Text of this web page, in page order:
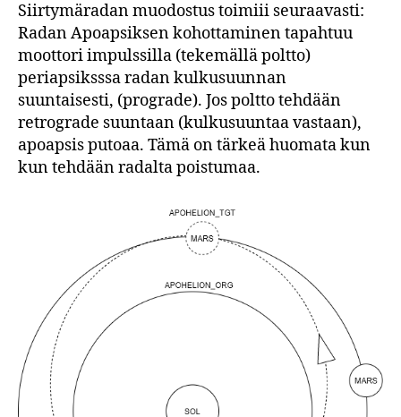
Siirtymäradan muodostus toimiii seuraavasti:
Radan Apoapsiksen kohottaminen tapahtuu
moottori impulssilla (tekemällä poltto)
periapsiksssa radan kulkusuunnan
suuntaisesti, (prograde). Jos poltto tehdään
retrograde suuntaan (kulkusuuntaa vastaan),
apoapsis putoaa. Tämä on tärkeä huomata kun
kun tehdään radalta poistumaa.